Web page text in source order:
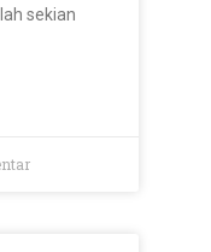
sekian